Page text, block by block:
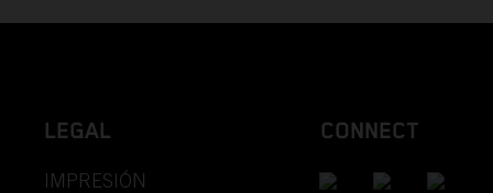
LEGAL
IMPRESIÓN
CONNECT